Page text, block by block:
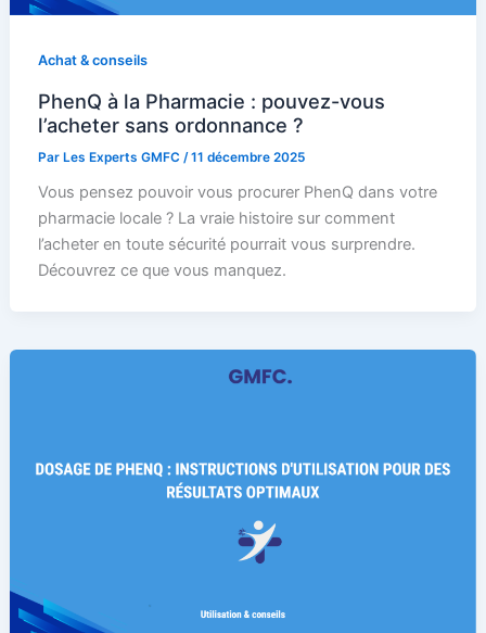
Achat & conseils
PhenQ à la Pharmacie : pouvez-vous
l’acheter sans ordonnance ?
ParLes Experts GMFC /11 décembre 2025
Vous pensez pouvoir vous procurer PhenQ dans votre
pharmacie locale ? La vraie histoire sur comment
l’acheter en toute sécurité pourrait vous surprendre.
Découvrez ce que vous manquez.